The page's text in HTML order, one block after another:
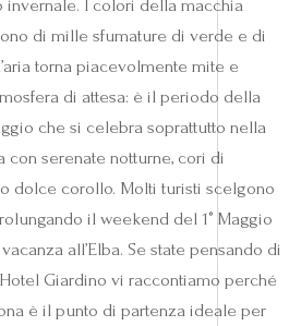
invernale. I colori della macchia
di mille sfumature di verde e di
torna piacevolmente mite e
di attesa: è il periodo della
che si celebra soprattutto nella
con serenate notturne, cori di
dolce corollo. Molti turisti scelgono
il weekend del 1° Maggio
all’Elba. Se state pensando di
Giardino vi raccontiamo perché
è il punto di partenza ideale per